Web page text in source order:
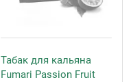
Табак для кальяна
Fumari Passion Fruit